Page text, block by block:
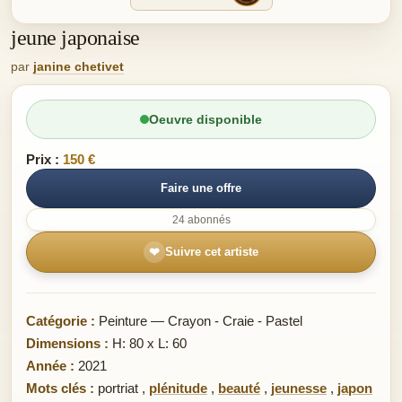
jeune japonaise
par janine chetivet
Oeuvre disponible
Prix : 150 €
Faire une offre
24 abonnés
❤ Suivre cet artiste
Catégorie : Peinture — Crayon - Craie - Pastel
Dimensions : H: 80 x L: 60
Année : 2021
Mots clés : portriat , plénitude , beauté , jeunesse , japon